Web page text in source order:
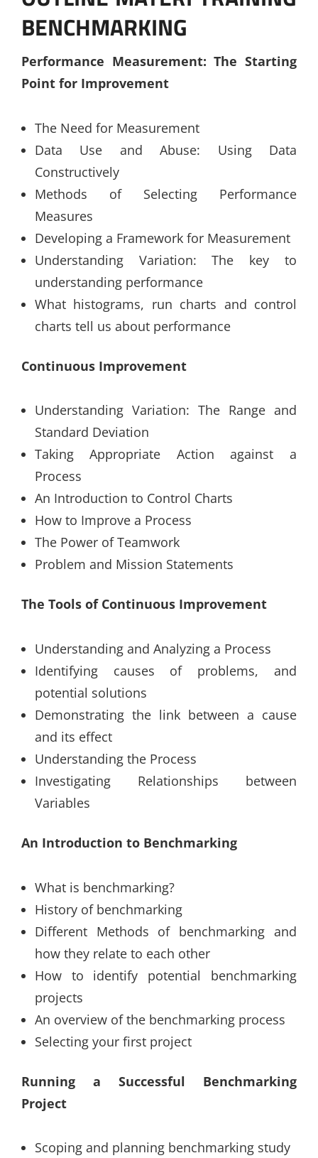
BENCHMARKING
Performance Measurement: The Starting
Point for Improvement
The Need for Measurement
Data Use and Abuse: Using Data
Constructively
Methods of Selecting Performance
Measures
Developing a Framework for Measurement
Understanding Variation: The key to
understanding performance
What histograms, run charts and control
charts tell us about performance
Continuous Improvement
Understanding Variation: The Range and
Standard Deviation
Taking Appropriate Action against a
Process
An Introduction to Control Charts
How to Improve a Process
The Power of Teamwork
Problem and Mission Statements
The Tools of Continuous Improvement
Understanding and Analyzing a Process
Identifying causes of problems, and
potential solutions
Demonstrating the link between a cause
and its effect
Understanding the Process
Investigating Relationships between
Variables
An Introduction to Benchmarking
What is benchmarking?
History of benchmarking
Different Methods of benchmarking and
how they relate to each other
How to identify potential benchmarking
projects
An overview of the benchmarking process
Selecting your first project
Running a Successful Benchmarking
Project
Scoping and planning benchmarking study